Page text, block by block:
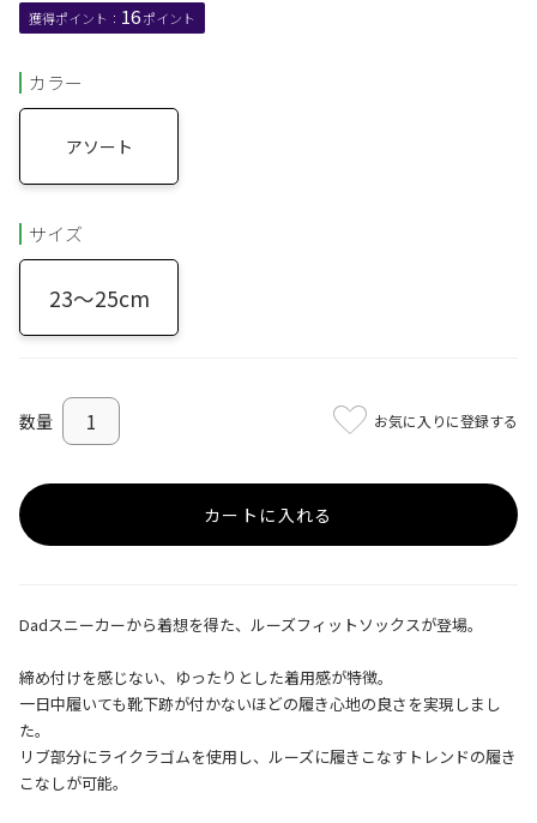
16
カラー
アソート
サイズ
23～25cm
お気に入りに登録する
カートに入れる
Dadスニーカーから着想を得た、ルーズフィットソックスが登場。
締め付けを感じない、ゆったりとした着用感が特徴。
一日中履いても靴下跡が付かないほどの履き心地の良さを実現しまし
た。
リブ部分にライクラゴムを使用し、ルーズに履きこなすトレンドの履き
こなしが可能。